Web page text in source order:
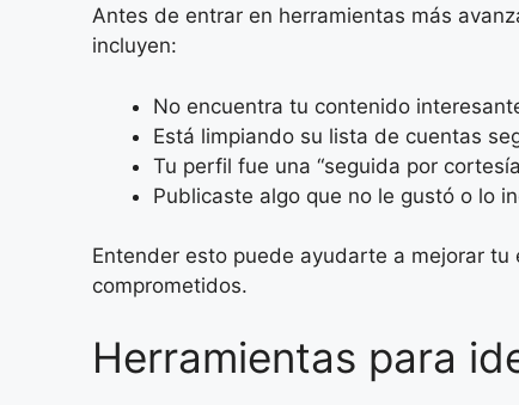
Antes de entrar en herramientas más
incluyen:
No encuentra tu contenido
Está limpiando su lista de cuentas
Tu perfil fue una “seguida por
Publicaste algo que no le gustó o lo
Entender esto puede ayudarte a mejorar
comprometidos.
Herramientas para